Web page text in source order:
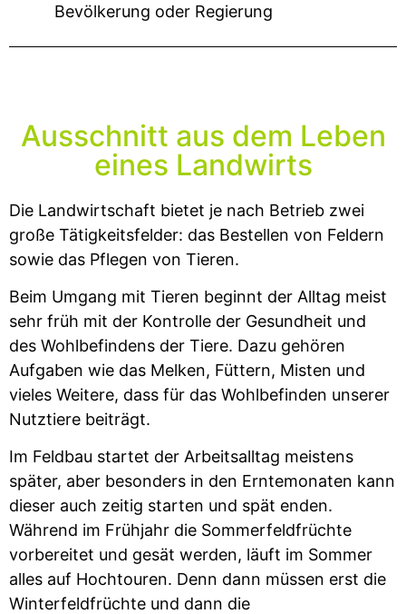
Bevölkerung oder Regierung
Ausschnitt aus dem Leben
eines Landwirts
Die Landwirtschaft bietet je nach Betrieb zwei
große Tätigkeitsfelder: das Bestellen von Feldern
sowie das Pflegen von Tieren.
Beim Umgang mit Tieren beginnt der Alltag meist
sehr früh mit der Kontrolle der Gesundheit und
des Wohlbefindens der Tiere. Dazu gehören
Aufgaben wie das Melken, Füttern, Misten und
vieles Weitere, dass für das Wohlbefinden unserer
Nutztiere beiträgt.
Im Feldbau startet der Arbeitsalltag meistens
später, aber besonders in den Erntemonaten kann
dieser auch zeitig starten und spät enden.
Während im Frühjahr die Sommerfeldfrüchte
vorbereitet und gesät werden, läuft im Sommer
alles auf Hochtouren. Denn dann müssen erst die
Winterfeldfrüchte und dann die